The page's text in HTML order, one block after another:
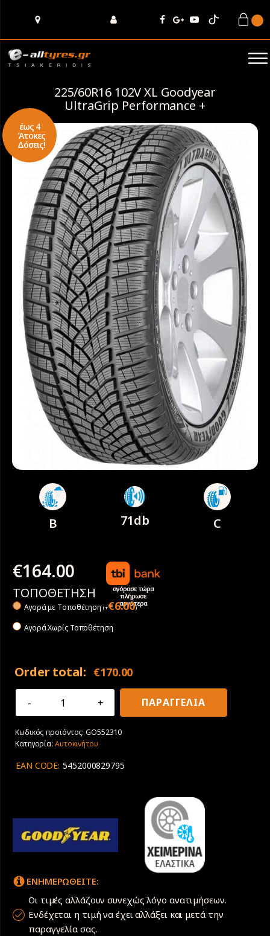
225/60R16 102V XL Goodyear
UltraGrip Performance +
έως 4
Άτοκες
Δόσεις!
B 71db C
€164.00
αγόρασε τώρα
πλήρωσε
αργότερα
ΤΟΠΟΘΕΤΗΣΗ
Αγορά με Tοποθέτηση (+€6.00)
Αγορά Χωρίς Τοποθέτηση
Order total: €170.00
225/60R16
Goodyear
UltraGrip
+
ΠΑΡΑΓΓΕΛΙΑ
Κωδικός προϊόντος:GO552310
Κατηγορία: Αυτοκινήτου
EAN CODE: 5452000829795
ΕΝΗΜΕΡΩΘΕΙΤΕ:
Οι τιμές αλλάζουν συνεχώς λόγο ανατιμήσεων.
Ενδέχεται η τιμή να έχει αλλάξει και μετά την
παραγγελία σας.